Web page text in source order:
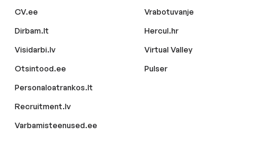
CV.ee
Dirbam.lt
Visidarbi.lv
Otsintood.ee
Personaloatrankos.lt
Recruitment.lv
Varbamisteenused.ee
Vrabotuvanje
Hercul.hr
Virtual Valley
Pulser